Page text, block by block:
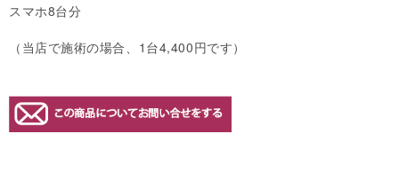
スマホ8台分
（当店で施術の場合、1台4,400円です）